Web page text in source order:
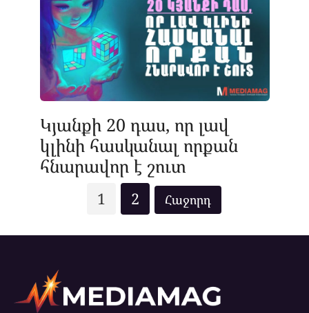
Կյանքի 20 դաս, որ լավ
կլինի հասկանալ որքան
հնարավոր է շուտ
1 2